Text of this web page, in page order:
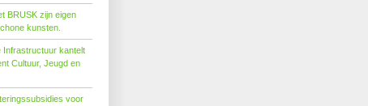
BRUSK zijn eigen
kunsten.
In­fra­struc­tuur kan­telt
Cul­tuur, Jeugd en
voor